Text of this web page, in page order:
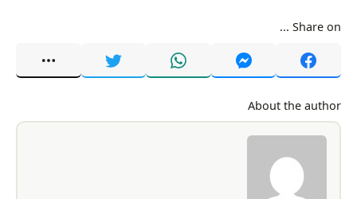
Share on ...
About the author